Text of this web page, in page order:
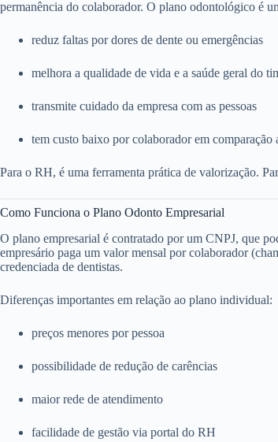
permanência do colaborador. O plano odontológico é
reduz faltas por dores de dente ou emergências
melhora a qualidade de vida e a saúde geral do
transmite cuidado da empresa com as pessoas
tem custo baixo por colaborador em comparação
Para o RH, é uma ferramenta prática de valorização.
Como Funciona o Plano Odonto Empresarial
O plano empresarial é contratado por um CNPJ, que
empresário paga um valor mensal por colaborador
credenciada de dentistas.
Diferenças importantes em relação ao plano individual:
preços menores por pessoa
possibilidade de redução de carências
maior rede de atendimento
facilidade de gestão via portal do RH